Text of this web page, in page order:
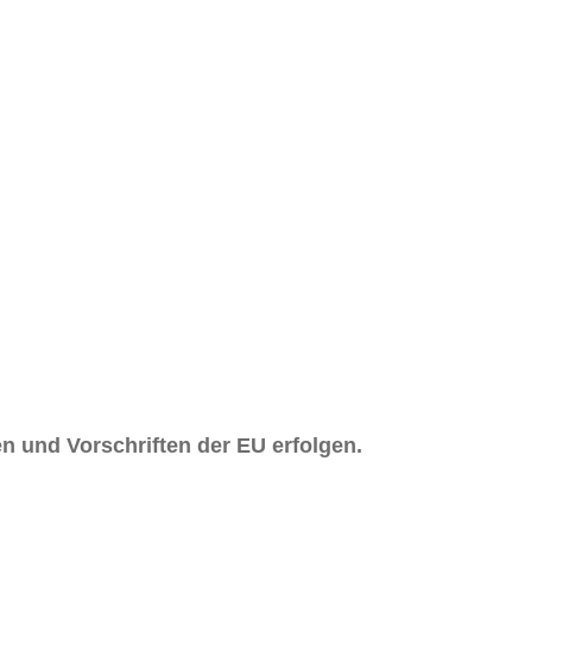
und Vorschriften der EU erfolgen.